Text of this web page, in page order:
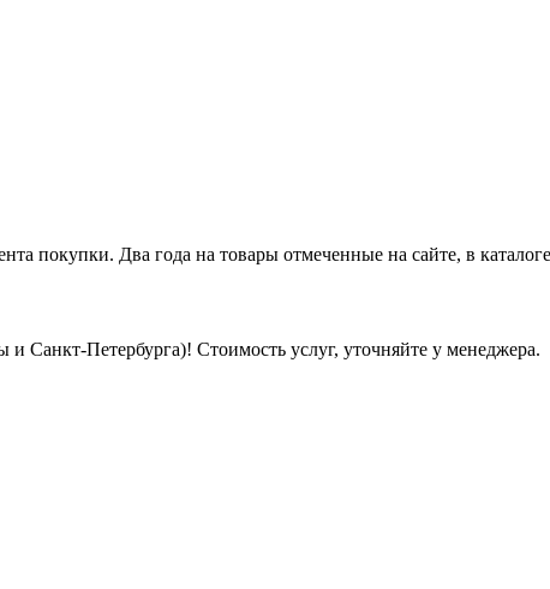
покупки. Два года на товары отмеченные на сайте, в
Санкт-Петербурга)! Стоимость услуг, уточняйте у менеджера.